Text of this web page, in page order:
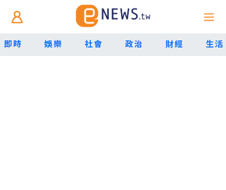
即時 娛樂 社會 政治 財經 生活